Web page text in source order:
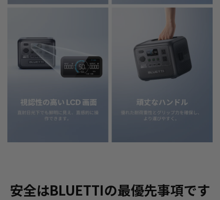
安全はBLUETTIの最優先事項です